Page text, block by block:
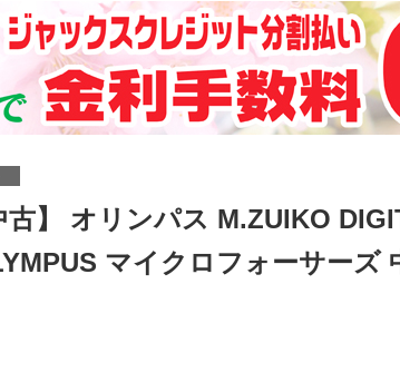
古】 オリンパス M.ZUIKO
マイクロフォーサーズ